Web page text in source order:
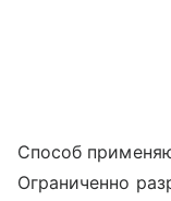
Способ
Ограниченно